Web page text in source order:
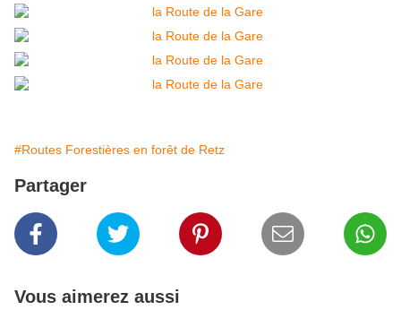
#Routes Forestières en forêt de Retz
Partager
Vous aimerez aussi